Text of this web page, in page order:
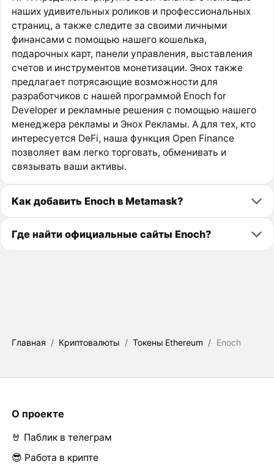
наших удивительных роликов и профессиональных
страниц, а также следите за своими личными
финансами с помощью нашего кошелька,
подарочных карт, панели управления, выставления
счетов и инструментов монетизации. Энох также
предлагает потрясающие возможности для
разработчиков с нашей программой Enoch for
Developer и рекламные решения с помощью нашего
менеджера рекламы и Энох Рекламы. А для тех, кто
интересуется DeFi, наша функция Open Finance
позволяет вам легко торговать, обменивать и
связывать ваши активы.
Как добавить Enoch в Metamask?
Где найти официальные сайты Enoch?
Главная / Криптовалюты / Токены Ethereum / Enoch
О проекте
🤘 Паблик в телеграм
😎 Работа в крипте